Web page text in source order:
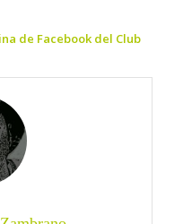
de Facebook del Club